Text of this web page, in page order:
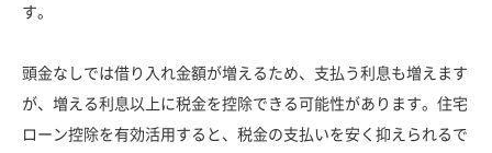
す。
頭金なしでは借り入れ金額が増えるため、支払う利息も増えます
が、増える利息以上に税金を控除できる可能性があります。住宅
ローン控除を有効活用すると、税金の支払いを安く抑えられるで